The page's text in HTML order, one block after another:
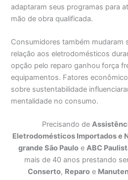
adaptaram seus programas para
mão de obra qualificada.
Consumidores também mudaram
relação aos eletrodomésticos
opção pelo reparo ganhou força
equipamentos. Fatores
sobre sustentabilidade
mentalidade no consumo.
Precisando de
Eletrodomésticos Importados e
grande São Paulo e ABC
mais de 40 anos prestando
Conserto, Reparo e